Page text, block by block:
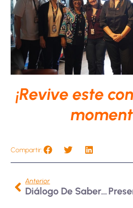
¡Revive este
Compartir:
Anterior
Diálogo De Saberes Y Pacto Por La Inclusión En Encuentro Interinstitucional